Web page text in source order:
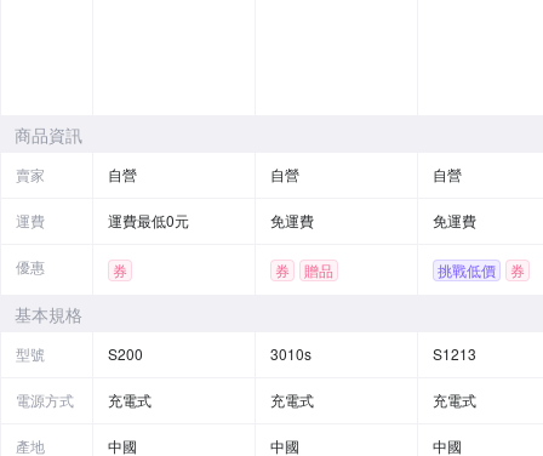
商品資訊
賣家 自營 自營 自營
運費 運費最低0元 免運費 免運費
優惠 券 券 贈品 挑戰低價 券
基本規格
型號 S200 3010s S1213
電源方式 充電式 充電式 充電式
產地 中國 中國 中國